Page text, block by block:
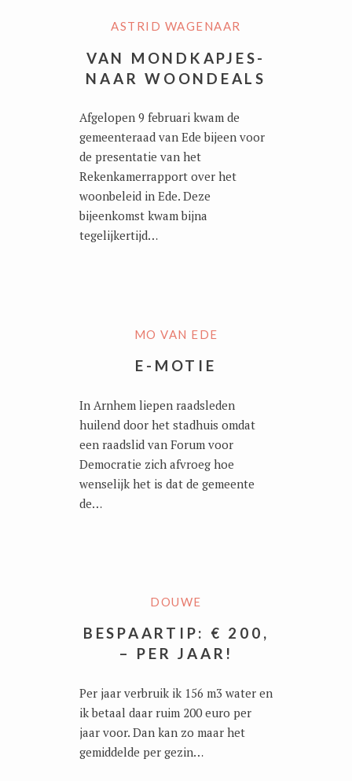
ASTRID WAGENAAR
VAN MONDKAPJES-
NAAR WOONDEALS
Afgelopen 9 februari kwam de
gemeenteraad van Ede bijeen voor
de presentatie van het
Rekenkamerrapport over het
woonbeleid in Ede. Deze
bijeenkomst kwam bijna
tegelijkertijd…
MO VAN EDE
E-MOTIE
In Arnhem liepen raadsleden
huilend door het stadhuis omdat
een raadslid van Forum voor
Democratie zich afvroeg hoe
wenselijk het is dat de gemeente
de…
DOUWE
BESPAARTIP: € 200,
– PER JAAR!
Per jaar verbruik ik 156 m3 water en
ik betaal daar ruim 200 euro per
jaar voor. Dan kan zo maar het
gemiddelde per gezin…